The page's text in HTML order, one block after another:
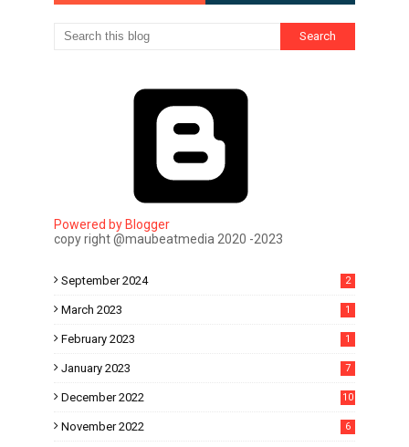
Powered by Blogger
copy right @maubeatmedia 2020 -2023
September 2024 2
March 2023 1
February 2023 1
January 2023 7
December 2022 10
November 2022 6